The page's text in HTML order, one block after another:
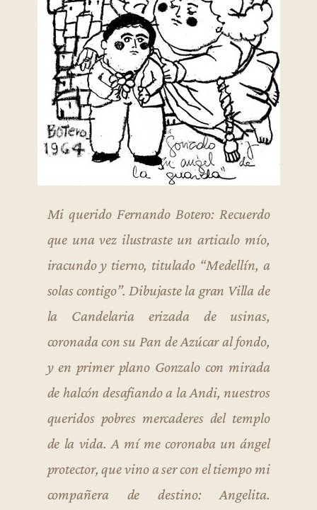
Mi querido Fernando Botero: Recuerdo
que una vez ilustraste un articulo mío,
iracundo y tierno, titulado “Medellín, a
solas contigo”. Dibujaste la gran Villa de
la Candelaria erizada de usinas,
coronada con su Pan de Azúcar al fondo,
y en primer plano Gonzalo con mirada
de halcón desafiando a la Andi, nuestros
queridos pobres mercaderes del templo
de la vida. A mí me coronaba un ángel
protector, que vino a ser con el tiempo mi
compañera de destino: Angelita.